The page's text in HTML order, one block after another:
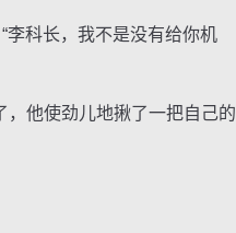
科长，我不是没有给你机
他使劲儿地揪了一把自己的